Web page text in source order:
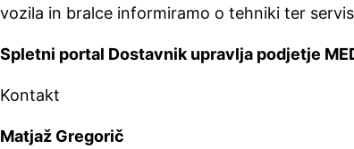
vozila in bralce informiramo o tehniki ter
Spletni portal Dostavnik upravlja podjetje
Kontakt
Matjaž Gregorič